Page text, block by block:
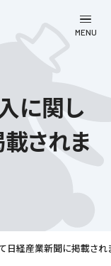
MENU
に関し
されま
日経産業新聞に掲載され